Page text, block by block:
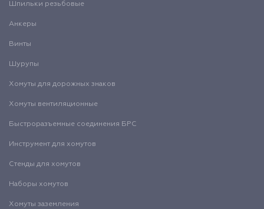
Шпильки резьбовые
Анкеры
Винты
Шурупы
Хомуты для дорожных знаков
Хомуты вентиляционные
Быстроразъемные соединения БРС
Инструмент для хомутов
Стенды для хомутов
Наборы хомутов
Хомуты заземления